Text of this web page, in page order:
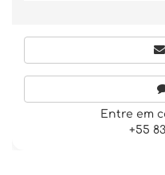
Entre em
+55